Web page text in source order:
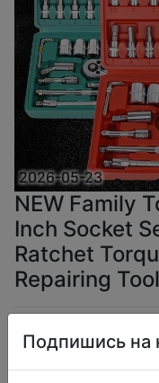
2026-05-23
NEW Family
Inch Socket
Ratchet
Repairing
Подпишись на